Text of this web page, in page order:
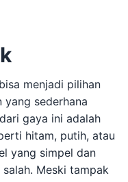
menjadi pilihan
yang sederhana
gaya ini adalah
hitam, putih, atau
yang simpel dan
Meski tampak